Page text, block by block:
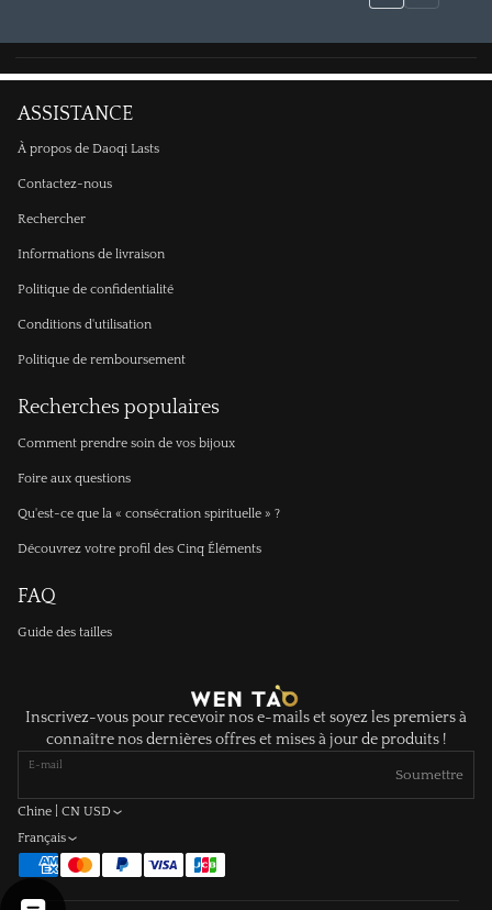
ASSISTANCE
À propos de Daoqi Lasts
Contactez-nous
Rechercher
Informations de livraison
Politique de confidentialité
Conditions d'utilisation
Politique de remboursement
Recherches populaires
Comment prendre soin de vos bijoux
Foire aux questions
Qu'est-ce que la « consécration spirituelle » ?
Découvrez votre profil des Cinq Éléments
FAQ
Guide des tailles
Inscrivez-vous pour recevoir nos e-mails et soyez les premiers à
connaître nos dernières offres et mises à jour de produits !
E-mail
Soumettre
Chine | CN USD
Français